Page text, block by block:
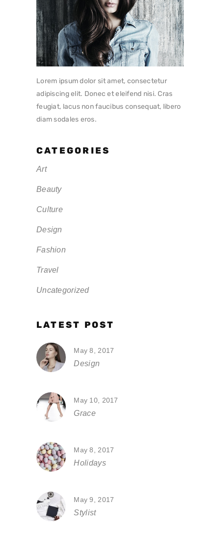
Lorem ipsum dolor sit amet, consectetur
adipiscing elit. Donec et eleifend nisi. Cras
feugiat, lacus non faucibus consequat, libero
diam sodales eros.
CATEGORIES
Art
Beauty
Culture
Design
Fashion
Travel
Uncategorized
LATEST POST
May 8, 2017
Design
May 10, 2017
Grace
May 8, 2017
Holidays
May 9, 2017
Stylist